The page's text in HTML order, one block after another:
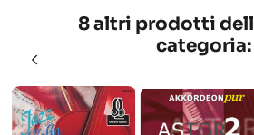
8 altri prodotti
categoria: